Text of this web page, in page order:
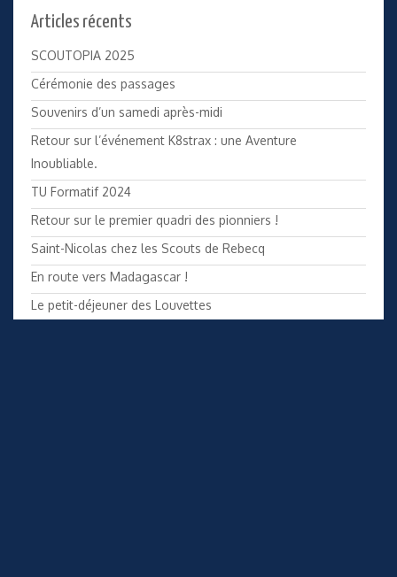
Articles récents
SCOUTOPIA 2025
Cérémonie des passages
Souvenirs d’un samedi après-midi
Retour sur l’événement K8strax : une Aventure
Inoubliable.
TU Formatif 2024
Retour sur le premier quadri des pionniers !
Saint-Nicolas chez les Scouts de Rebecq
En route vers Madagascar !
Le petit-déjeuner des Louvettes